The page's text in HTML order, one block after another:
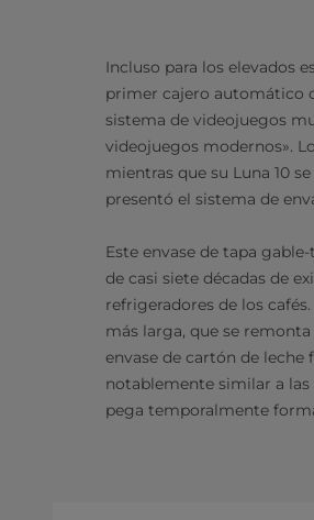
Incluso para los elevados
primer cajero automático
sistema de videojuegos
videojuegos modernos».
mientras que su Luna 10
presentó el sistema de
Este envase de tapa
de casi siete décadas de
refrigeradores de los
más larga, que se
envase de cartón de leche
notablemente similar a las
pega temporalmente